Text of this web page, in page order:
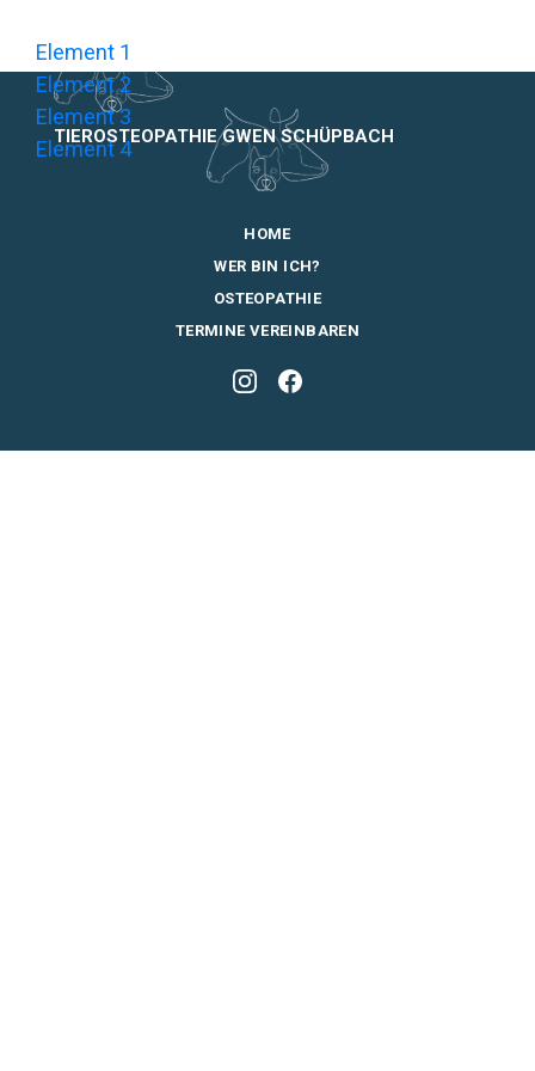
TIEROSTEOPATHIE GWEN SCHÜPBACH
Element 1
Element 2
Element 3
Element 4
HOME
WER BIN ICH?
OSTEOPATHIE
TERMINE VEREINBAREN